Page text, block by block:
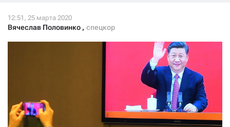
Вячеслав Половинко , спецкор
и подтверждаю свое гражданство РФ
СТАТЬ СОУЧАСТНИКОМ
ПОДЕЛИТЬСЯ С ДРУЗЬЯМИ
Если у вас есть вопросы, пишите donate@novayagazeta.ruили
звоните:
+7 (929) 612-03-68